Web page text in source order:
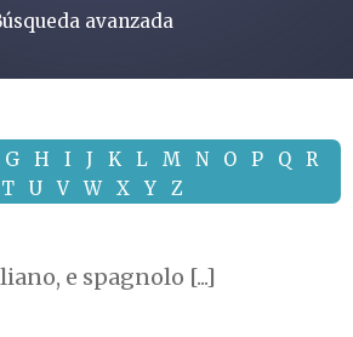
avanzada
G H I J K L M N O P Q
R
T U V W X Y Z
e spagnolo [...]